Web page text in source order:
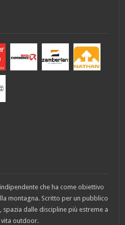
che ha come obiettivo
montagna. Scritto per un pubblico
dalle discipline più estreme a
vita outdoor.